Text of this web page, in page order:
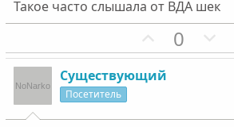
о
о
с
о
о
Такое часто слышала от ВДА шек
П
о
з
т
0
е
т
Существующий
Посетитель